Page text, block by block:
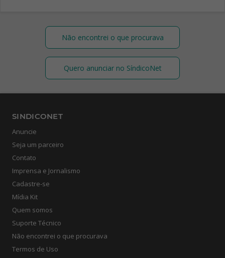
Não encontrei o que procurava
Quero anunciar no SíndicoNet
SINDICONET
Anuncie
Seja um parceiro
Contato
Imprensa e Jornalismo
Cadastre-se
Mídia Kit
Quem somos
Suporte Técnico
Não encontrei o que procurava
Termos de Uso